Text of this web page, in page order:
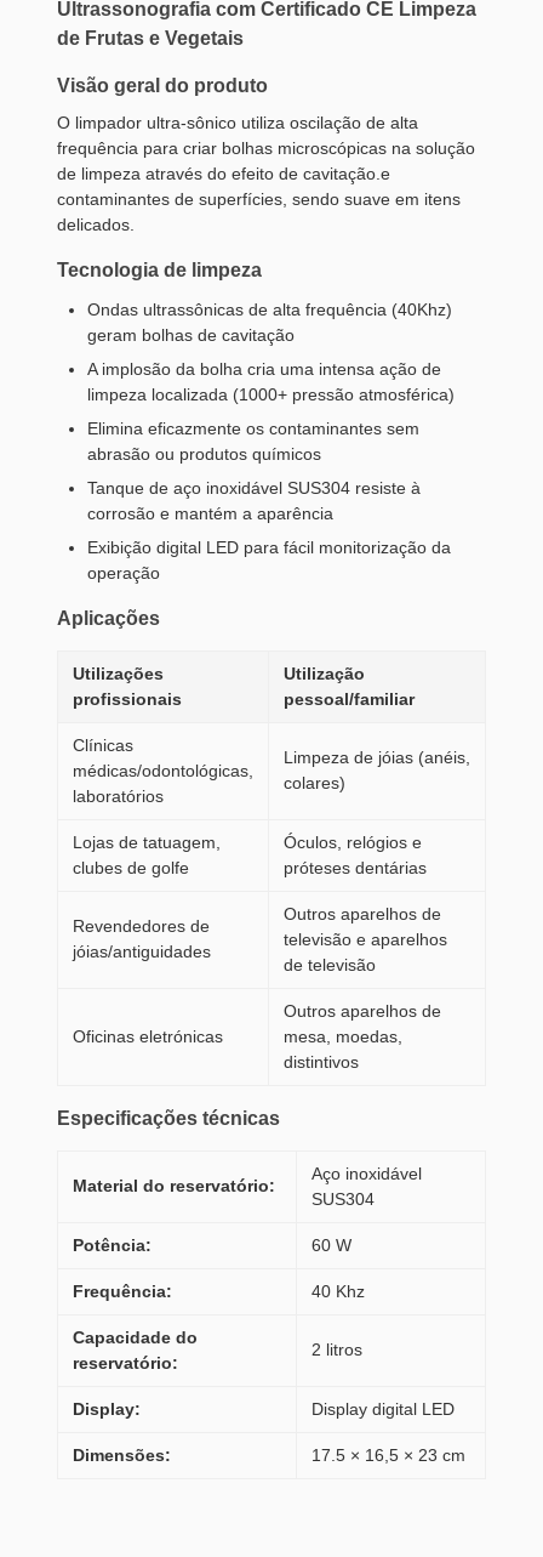
Ultrassonografia com Certificado CE Limpeza
de Frutas e Vegetais
Visão geral do produto
O limpador ultra-sônico utiliza oscilação de alta
frequência para criar bolhas microscópicas na solução
de limpeza através do efeito de cavitação.e
contaminantes de superfícies, sendo suave em itens
delicados.
Tecnologia de limpeza
Ondas ultrassônicas de alta frequência (40Khz)
geram bolhas de cavitação
A implosão da bolha cria uma intensa ação de
limpeza localizada (1000+ pressão atmosférica)
Elimina eficazmente os contaminantes sem
abrasão ou produtos químicos
Tanque de aço inoxidável SUS304 resiste à
corrosão e mantém a aparência
Exibição digital LED para fácil monitorização da
operação
Aplicações
Utilizações
profissionais
Utilização
pessoal/familiar
Clínicas
médicas/odontológicas,
laboratórios
Limpeza de jóias (anéis,
colares)
Lojas de tatuagem,
clubes de golfe
Óculos, relógios e
próteses dentárias
Revendedores de
jóias/antiguidades
Outros aparelhos de
televisão e aparelhos
de televisão
Oficinas eletrónicas
Outros aparelhos de
mesa, moedas,
distintivos
Especificações técnicas
Material do reservatório:
Aço inoxidável
SUS304
Potência: 60 W
Frequência: 40 Khz
Capacidade do
reservatório:
2 litros
Display: Display digital LED
Dimensões: 17.5 × 16,5 × 23 cm